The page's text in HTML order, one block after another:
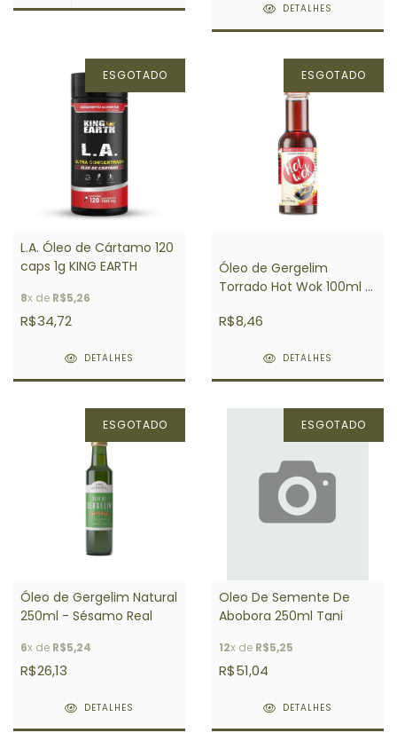
DETALHES
ESGOTADO
L.A. Óleo de Cártamo 120
caps 1g KING EARTH
8x de R$5,26
R$34,72
DETALHES
ESGOTADO
Óleo de Gergelim
Torrado Hot Wok 100ml -
R$8,46
DETALHES
ESGOTADO
Óleo de Gergelim Natural
250ml - Sésamo Real
6x de R$5,24
R$26,13
DETALHES
ESGOTADO
Oleo De Semente De
Abobora 250ml Tani
12x de R$5,25
R$51,04
DETALHES